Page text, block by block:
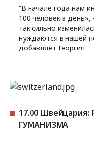
“В начале года нам
100 человек в день»,
так сильно
нуждаются в нашей
добавляет Георгия
17.00
ГУМАНИЗМА